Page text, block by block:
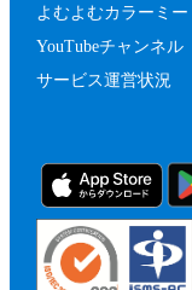
よむよむカラーミー
YouTubeチャンネル
サービス運営状況